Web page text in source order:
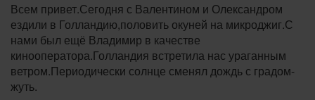
Всем привет.Сегодня с Валентином и Олександром
ездили в Голландию,половить окуней на микроджиг.С
нами был ещё Владимир в качестве
кинооператора.Голландия встретила нас ураганным
ветром.Периодически солнце сменял дождь с градом-
жуть.